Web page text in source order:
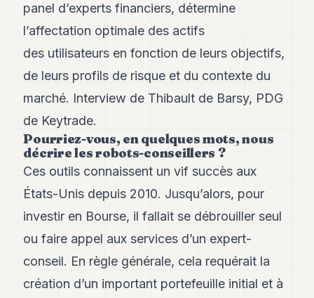
Andy
37
36
Andy
35
Andy
Andy
33
Andy
32
31
Andy
30
Andy
Andy
27
panel d’experts financiers, détermine
l’affectation optimale des actifs
des utilisateurs en fonction de leurs objectifs,
de leurs profils de risque et du contexte du
marché. Interview de Thibault de Barsy, PDG
de Keytrade.
Pourriez-vous, en quelques mots, nous
décrire les robots-conseillers ?
Ces outils connaissent un vif succès aux
États-Unis depuis 2010. Jusqu’alors, pour
investir en Bourse, il fallait se débrouiller seul
ou faire appel aux services d’un expert-
conseil. En règle générale, cela requérait la
création d’un important portefeuille initial et à